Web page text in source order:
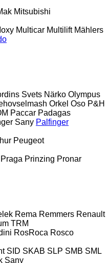
Mitsubishi
Multicar Multilift Mählers
Svets Närko Olympus
Orkel Oso P&H
Paccar Padagas
Sany Palfinger
Peugeot
Praga Prinzing Pronar
Rema Remmers Renault
TRM
RosRoca Rosco
SID SKAB SLP SMB SML
Sany